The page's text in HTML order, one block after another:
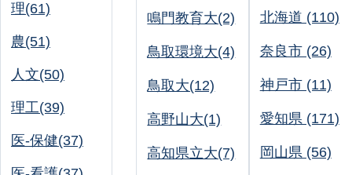
理(61)
農(51)
人文(50)
理工(39)
医-保健(37)
鳴門教育大(2)
鳥取環境大(4)
鳥取大(12)
高野山大(1)
高知県立大(7)
北海道 (110)
奈良市 (26)
神戸市 (11)
愛知県 (171)
岡山県 (56)